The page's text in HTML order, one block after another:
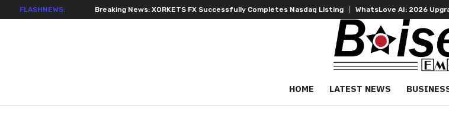
FLASHNEWS:
Breaking News: XORKETS FX Successfully Completes Nasdaq Listing WhatsLove AI: 2026 Upgrades to
HOME LATEST NEWS